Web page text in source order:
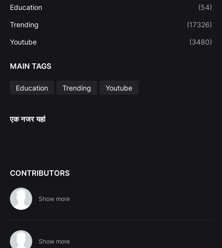
Education (54)
Trending (17326)
Youtube (3480)
MAIN TAGS
Education Trending Youtube
एक नजर यहां
CONTRIBUTORS
Show more
Show more